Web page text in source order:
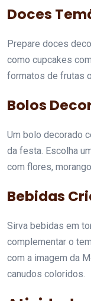
Doces
Prepare doces
como cupcakes
formatos de frutas
Bolos
Um bolo decorado
da festa. Escolha
com flores,
Bebidas
Sirva bebidas em
complementar o
com a imagem da
canudos coloridos.